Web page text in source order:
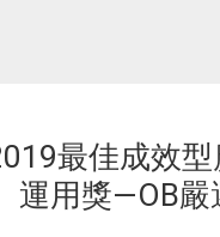
最佳成效型
運用獎—OB嚴